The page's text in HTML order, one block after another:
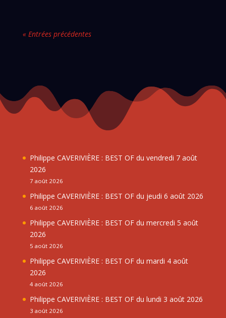
« Entrées précédentes
Philippe CAVERIVIÈRE : BEST OF du vendredi 7 août
2026
7 août 2026
Philippe CAVERIVIÈRE : BEST OF du jeudi 6 août 2026
6 août 2026
Philippe CAVERIVIÈRE : BEST OF du mercredi 5 août
2026
5 août 2026
Philippe CAVERIVIÈRE : BEST OF du mardi 4 août
2026
4 août 2026
Philippe CAVERIVIÈRE : BEST OF du lundi 3 août 2026
3 août 2026